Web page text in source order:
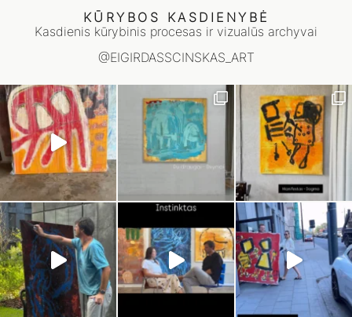
KŪRYBOS KASDIENYBĖ
Kasdienis kūrybinis procesas ir vizualūs archyvai
@EIGIRDASSCINSKAS_ART